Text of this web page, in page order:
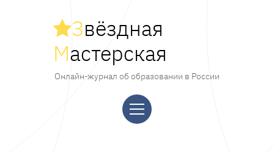
Звёздная
Мастерская
Онлайн-журнал об образовании в России